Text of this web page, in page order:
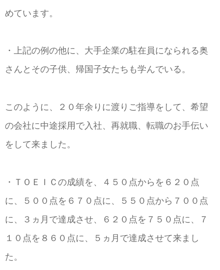
めています。
・上記の例の他に、大手企業の駐在員になられる奥
さんとその子供、帰国子女たちも学んでいる。
このように、２０年余りに渡りご指導をして、希望
の会社に中途採用で入社、再就職、転職のお手伝い
をして来ました。
・ＴＯＥＩＣの成績を、４５０点からを６２０点
に、５００点を６７０点に、５５０点から７００点
に、３ヵ月で達成させ、６２０点を７５０点に、７
１０点を８６０点に、５ヵ月で達成させて来まし
た。